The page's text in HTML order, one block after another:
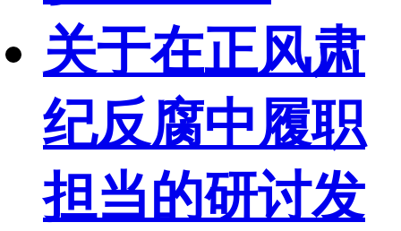
关于在正风肃
纪反腐中履职
担当的研讨发